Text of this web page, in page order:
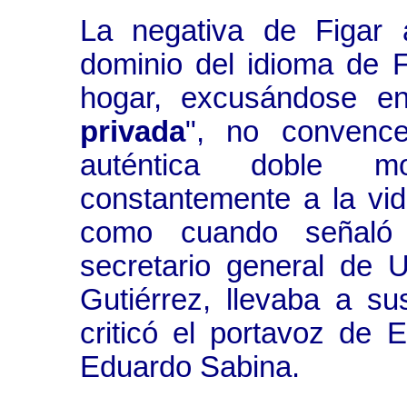
La negativa de
dominio del idioma de
hogar, excusándose
privada", no
auténtica doble
constantemente a la
como cuando
secretario general de
Gutiérrez, llevaba a
criticó el portavoz de
Eduardo Sabina.